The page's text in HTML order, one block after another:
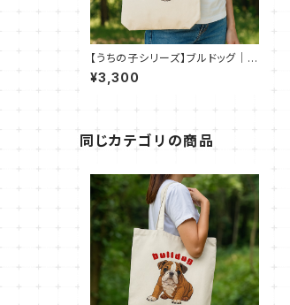
【うちの子シリーズ】ブルドッグ｜厚
手キャンバスショルダートート（全2
色）
¥3,300
同じカテゴリの商品